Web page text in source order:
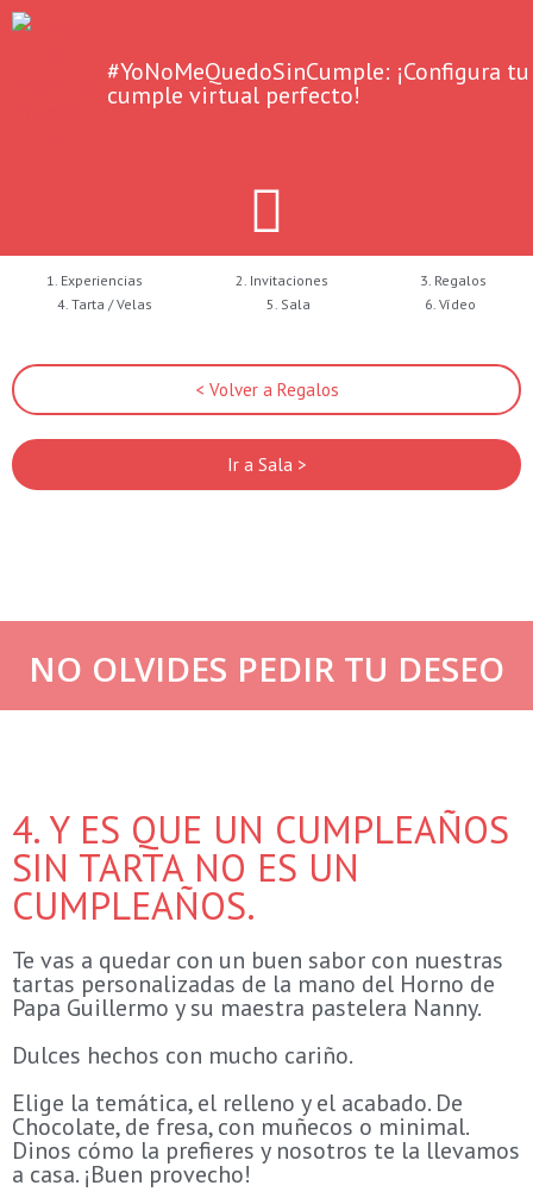
#YoNoMeQuedoSinCumple: ¡Configura tu
cumple virtual perfecto!
1. Experiencias 2. Invitaciones
3. Regalos
4. Tarta / Velas
5. Sala 6. Vídeo
< Volver a Regalos
Ir a Sala >
NO OLVIDES PEDIR TU DESEO
4. Y ES QUE UN CUMPLEAÑOS
SIN TARTA NO ES UN
CUMPLEAÑOS.
Te vas a quedar con un buen sabor con nuestras
tartas personalizadas de la mano del Horno de
Papa Guillermo y su maestra pastelera Nanny.
Dulces hechos con mucho cariño.
Elige la temática, el relleno y el acabado. De
Chocolate, de fresa, con muñecos o minimal.
Dinos cómo la prefieres y nosotros te la llevamos
a casa. ¡Buen provecho!